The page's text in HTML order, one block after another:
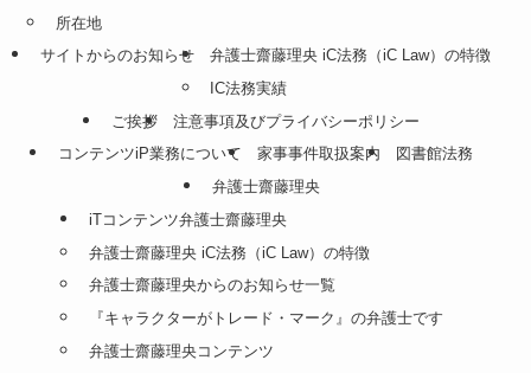
所在地
サイトからのお知らせ
弁護士齋藤理央 iC法務（iC Law）の特徴
IC法務実績
ご挨拶
注意事項及びプライバシーポリシー
コンテンツiP業務について
家事事件取扱案内
図書館法務
弁護士齋藤理央
iTコンテンツ弁護士齋藤理央
弁護士齋藤理央 iC法務（iC Law）の特徴
弁護士齋藤理央からのお知らせ一覧
『キャラクターがトレード・マーク』の弁護士です
弁護士齋藤理央コンテンツ